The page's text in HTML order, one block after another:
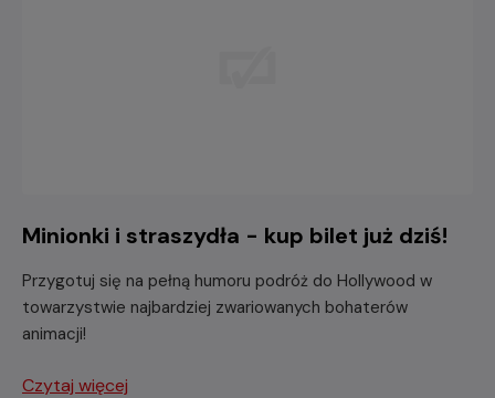
Minionki i straszydła - kup bilet już dziś!
Przygotuj się na pełną humoru podróż do Hollywood w
towarzystwie najbardziej zwariowanych bohaterów
animacji!
Czytaj więcej